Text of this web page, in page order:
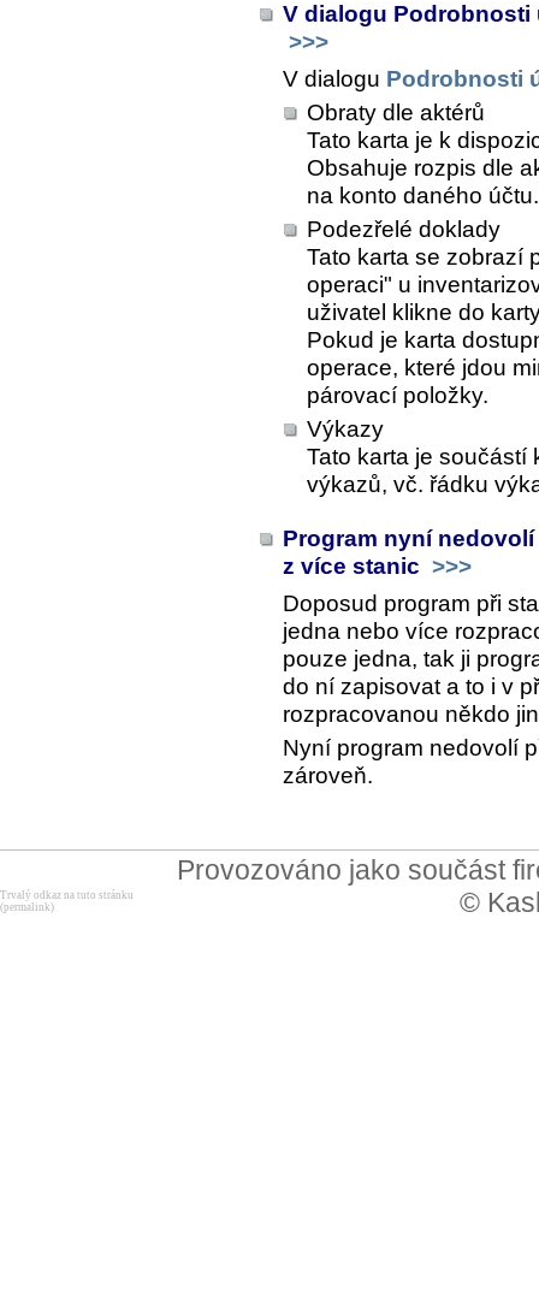
V dialogu
>>>
V dialogu Podrobnosti
Obraty dle aktérů
Tato karta je k
Obsahuje rozpis dle
na konto daného účtu.
Podezřelé doklady
Tato karta se zobrazí
operaci" u
uživatel klikne do
Pokud je karta
operace, které jdou
párovací položky.
Výkazy
Tato karta je součástí
výkazů, vč. řádku
Program nyní
z více stanic >>>
Doposud program při
jedna nebo více
pouze jedna, tak ji
do ní zapisovat a to i v
rozpracovanou někdo
Nyní program nedovolí
zároveň.
Provozováno jako součást
©
Trvalý odkaz na tuto stránku
(permalink)